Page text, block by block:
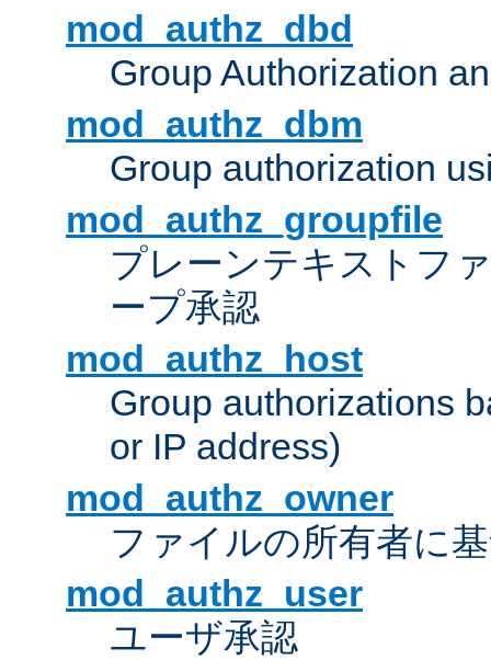
mod_authz_dbd
Group Authorization
mod_authz_dbm
Group authorization
mod_authz_groupfile
プレーンテキストフ
ープ承認
mod_authz_host
Group authorizations
or IP address)
mod_authz_owner
ファイルの所有者に
mod_authz_user
ユーザ承認